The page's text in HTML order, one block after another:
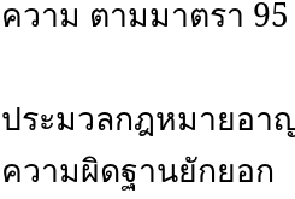
ความ ตามมาตรา
ประมวลกฎหมายอา
ความผิดฐานยักยอก